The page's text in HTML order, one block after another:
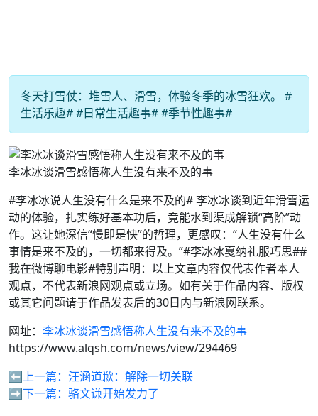
冬天打雪仗：堆雪人、滑雪，体验冬季的冰雪狂欢。 #
生活乐趣# #日常生活趣事# #季节性趣事#
李冰冰谈滑雪感悟称人生没有来不及的事
#李冰冰说人生没有什么是来不及的# 李冰冰谈到近年滑雪运
动的体验，扎实练好基本功后，竟能水到渠成解锁“高阶”动
作。这让她深信“慢即是快”的哲理，更感叹：“人生没有什么
事情是来不及的，一切都来得及。”#李冰冰戛纳礼服巧思##
我在微博聊电影#特别声明：以上文章内容仅代表作者本人
观点，不代表新浪网观点或立场。如有关于作品内容、版权
或其它问题请于作品发表后的30日内与新浪网联系。
网址： 李冰冰谈滑雪感悟称人生没有来不及的事
https://www.alqsh.com/news/view/294469
⬅️上一篇： 汪涵道歉：解除一切关联
➡️下一篇： 骆文谦开始发力了